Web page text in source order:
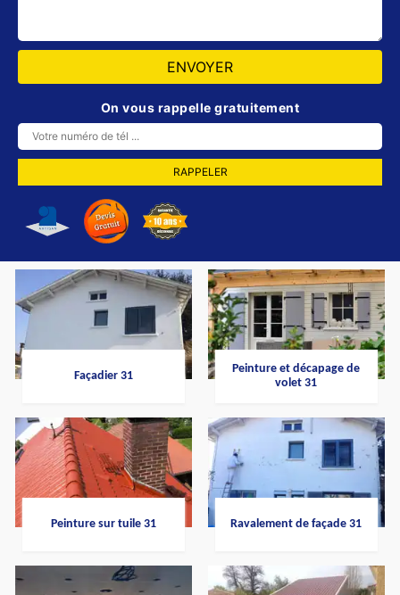
On vous rappelle gratuitement
Façadier 31
Peinture et décapage de
volet 31
Peinture sur tuile 31 Ravalement de façade 31